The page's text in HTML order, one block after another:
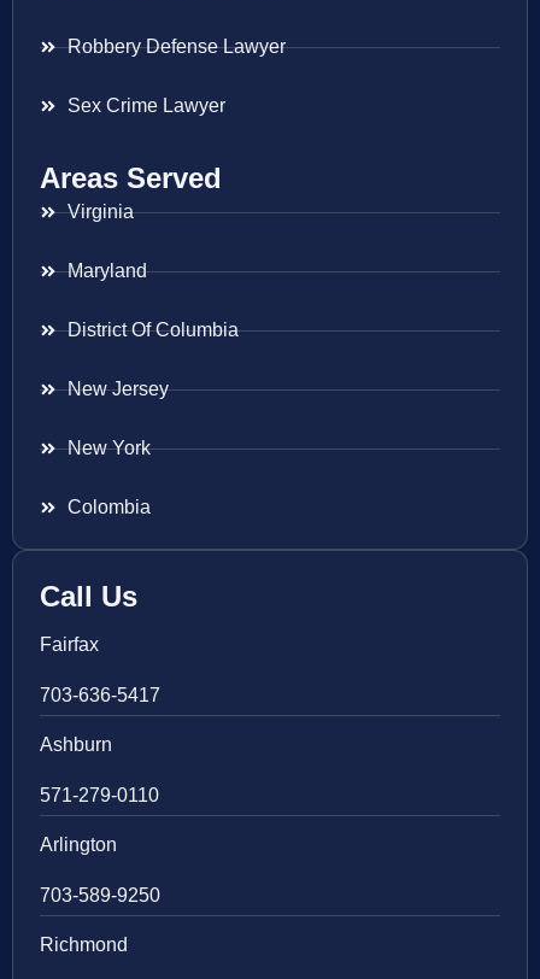
Robbery Defense Lawyer
Sex Crime Lawyer
Areas Served
Virginia
Maryland
District Of Columbia
New Jersey
New York
Colombia
Call Us
Fairfax
703-636-5417
Ashburn
571-279-0110
Arlington
703-589-9250
Richmond